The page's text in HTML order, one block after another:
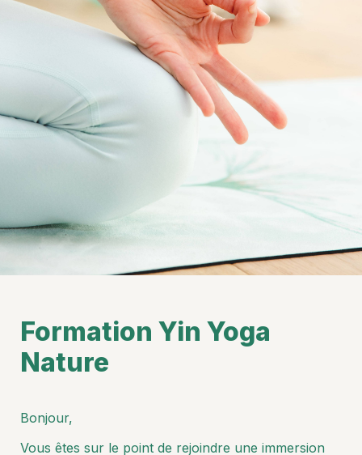
Formation Yin Yoga
Nature
Bonjour,
Vous êtes sur le point de rejoindre une immersion